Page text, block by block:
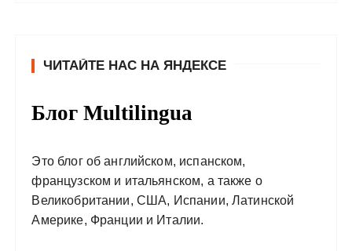
ЧИТАЙТЕ НАС НА ЯНДЕКСЕ
Блог Multilingua
Это блог об английском, испанском,
французском и итальянском, а также о
Великобритании, США, Испании, Латинской
Америке, Франции и Италии.